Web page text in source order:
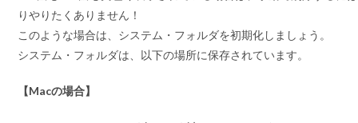
りやりたくありません！
このような場合は、システム・フォルダを初期化しましょう。
システム・フォルダは、以下の場所に保存されています。
【Macの場合】